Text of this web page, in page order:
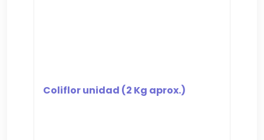
Coliflor unidad (2 Kg aprox.)